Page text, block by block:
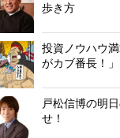
歩き方
投資ノウハウ
がカブ番長！」
戸松信博の明
せ！